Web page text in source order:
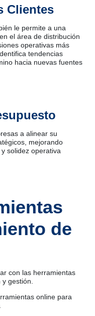
Clientes
le permite a una
el área de distribución
operativas más
tendencias
hacia nuevas fuentes
a alinear su
mejorando
solidez operativa
de
con las herramientas
y gestión.
online para